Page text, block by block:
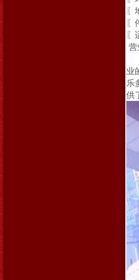
〖
业
乐
供